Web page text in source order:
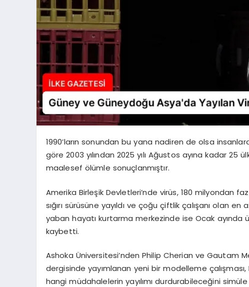
1990’ların sonundan bu yana nadiren de olsa
göre 2003 yılından 2025 yılı Ağustos ayına kadar 25
maalesef ölümle sonuçlanmıştır.
Amerika Birleşik Devletleri’nde virüs, 180 milyondan
sığırı sürüsüne yayıldı ve çoğu çiftlik çalışanı olan
yaban hayatı kurtarma merkezinde ise Ocak ayında
kaybetti.
Ashoka Üniversitesi’nden Philip Cherian ve Gautam
dergisinde yayımlanan yeni bir modelleme çalışması,
hangi müdahalelerin yayılımı durdurabileceğini